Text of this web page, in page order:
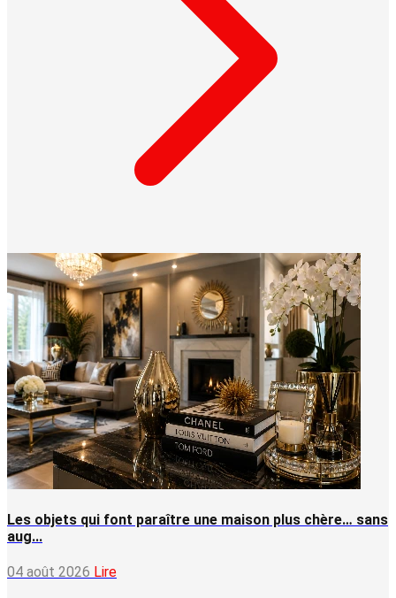
Les objets qui font paraître une maison plus chère… sans
aug...
04 août 2026 Lire